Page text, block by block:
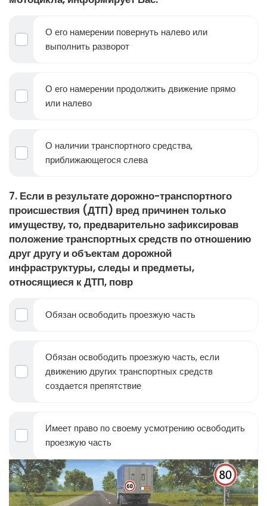
О его намерении повернуть налево или
выполнить разворот
О его намерении продолжить движение прямо
или налево
О наличии транспортного средства,
приближающегося слева
7. Если в результате дорожно-транспортного
происшествия (ДТП) вред причинен только
имуществу, то, предварительно зафиксировав
положение транспортных средств по отношению
друг другу и объектам дорожной
инфраструктуры, следы и предметы,
относящиеся к ДТП, повр
Обязан освободить проезжую часть
Обязан освободить проезжую часть, если
движению других транспортных средств
создается препятствие
Имеет право по своему усмотрению освободить
проезжую часть